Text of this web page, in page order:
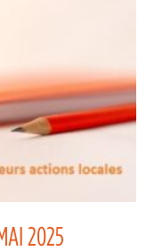
2025